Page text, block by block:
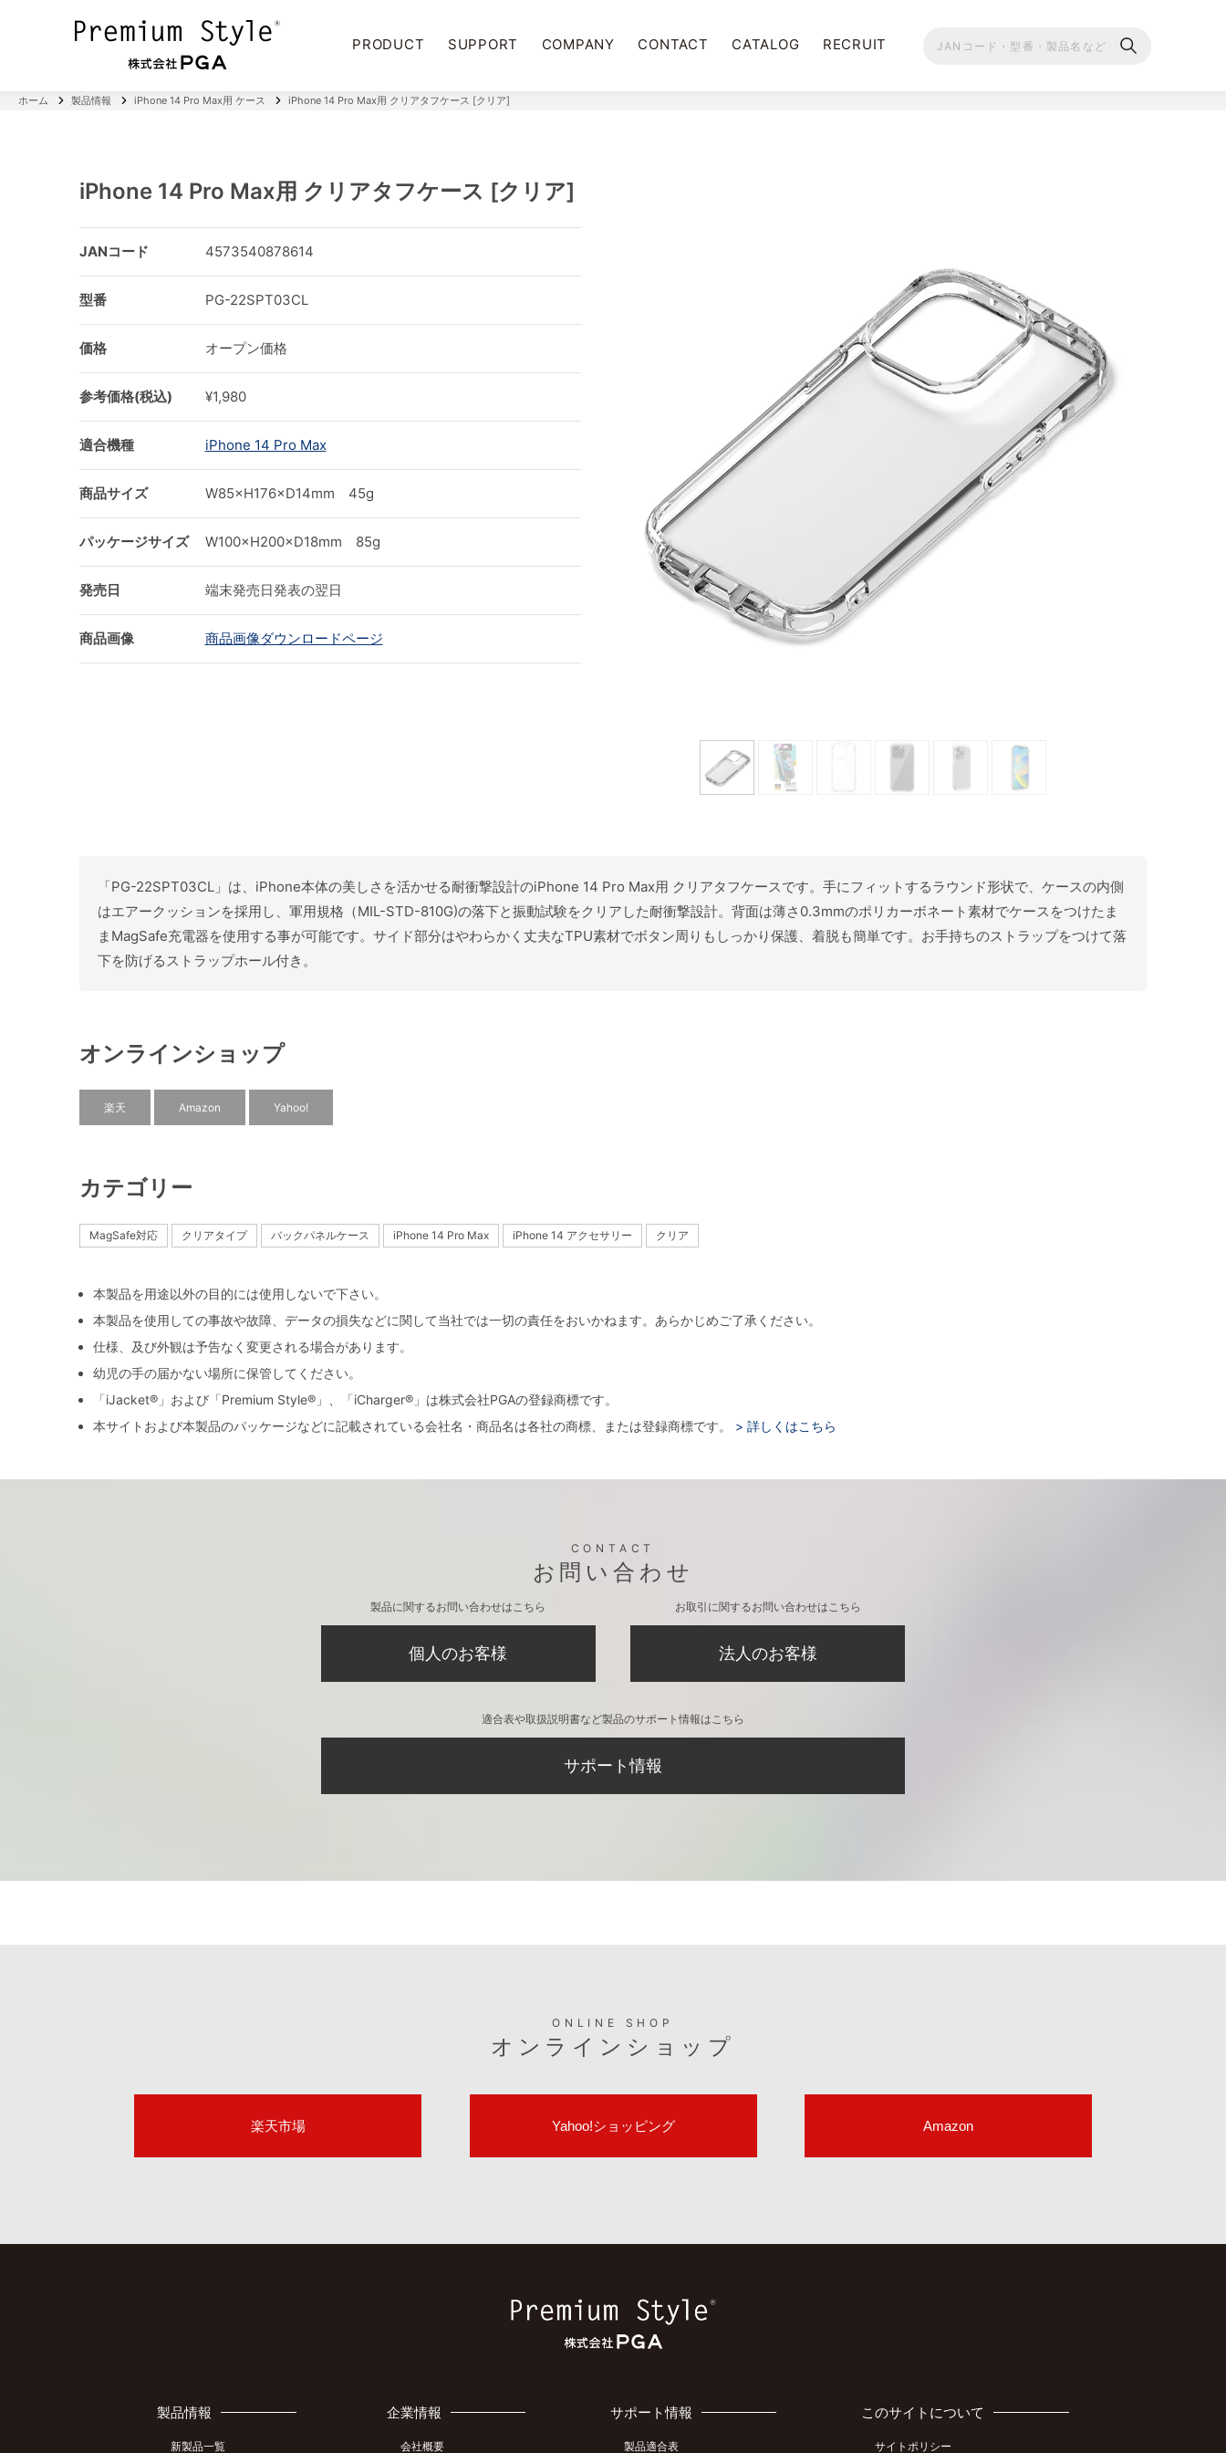
PRODUCT SUPPORT COMPANY CONTACT CATALOG RECRUIT
ホーム 製品情報 iPhone 14 Pro Max用 ケース iPhone 14 Pro Max用 クリアタフケース [クリア]
iPhone 14 Pro Max用 クリアタフケース [クリア]
JANコード 4573540878614
型番 PG-22SPT03CL
価格 オープン価格
参考価格(税込) ¥1,980
適合機種 iPhone 14 Pro Max
商品サイズ W85×H176×D14mm 45g
パッケージサイズ W100×H200×D18mm 85g
発売日 端末発売日発表の翌日
商品画像 商品画像ダウンロードページ
「PG-22SPT03CL」は、iPhone本体の美しさを活かせる耐衝撃設計のiPhone 14 Pro Max用 クリアタフケースです。手にフィットするラウンド形状で、ケースの内側
はエアークッションを採用し、軍用規格（MIL-STD-810G)の落下と振動試験をクリアした耐衝撃設計。背面は薄さ0.3mmのポリカーボネート素材でケースをつけたま
まMagSafe充電器を使用する事が可能です。サイド部分はやわらかく丈夫なTPU素材でボタン周りもしっかり保護、着脱も簡単です。お手持ちのストラップをつけて落
下を防げるストラップホール付き。
オンラインショップ
楽天 Amazon Yahoo!
カテゴリー
MagSafe対応 クリアタイプ バックパネルケース iPhone 14 Pro Max iPhone 14 アクセサリー クリア
本製品を用途以外の目的には使用しないで下さい。
本製品を使用しての事故や故障、データの損失などに関して当社では一切の責任をおいかねます。あらかじめご了承ください。
仕様、及び外観は予告なく変更される場合があります。
幼児の手の届かない場所に保管してください。
「iJacket®」および「Premium Style®」、「iCharger®」は株式会社PGAの登録商標です。
本サイトおよび本製品のパッケージなどに記載されている会社名・商品名は各社の商標、または登録商標です。
> 詳しくはこちら
CONTACT
お問い合わせ
製品に関するお問い合わせはこちら
個人のお客様
お取引に関するお問い合わせはこちら
法人のお客様
適合表や取扱説明書など製品のサポート情報はこちら
サポート情報
ONLINE SHOP
オンラインショップ
楽天市場 Yahoo!ショッピング Amazon
製品情報
新製品一覧
企業情報
会社概要
サポート情報
製品適合表
このサイトについて
サイトポリシー